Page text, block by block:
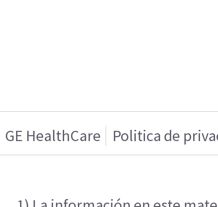
GE HealthCare Politica de